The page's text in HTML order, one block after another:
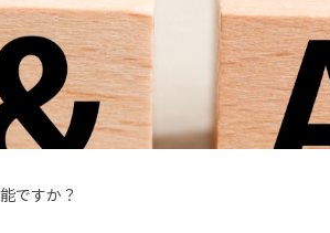
ですか？